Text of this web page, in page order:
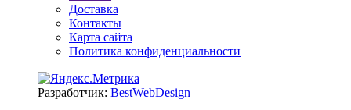
Доставка
Контакты
Карта сайта
Политика конфиденциальности
Разработчик: BestWebDesign